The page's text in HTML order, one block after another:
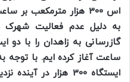
اس 300 هزار مترمکعب
به دلیل عدم فعالیت
ساعت آغاز کرده ایم. با توجه
ایستگاه 300 هزار